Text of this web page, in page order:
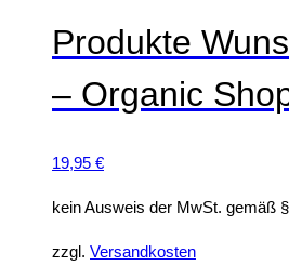
Produkte
– Organic
19,95 €
kein Ausweis der MwSt. gemäß
zzgl. Versandkosten